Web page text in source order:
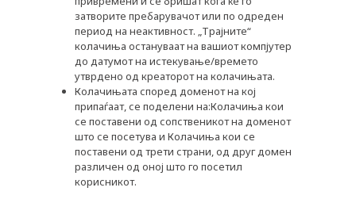
затворите пребарувачот или по одреден
период на неактивност. „Трајните“
колачиња остануваат на вашиот компјутер
до датумот на истекување/времето
утврдено од креаторот на колачињата.
Колачињата според доменот на кој
припаѓаат, се поделени на:Колачиња кои
се поставени од сопственикот на доменот
што се посетува и Колачиња кои се
поставени од трети страни, од друг домен
различен од оној што го посетил
корисникот.